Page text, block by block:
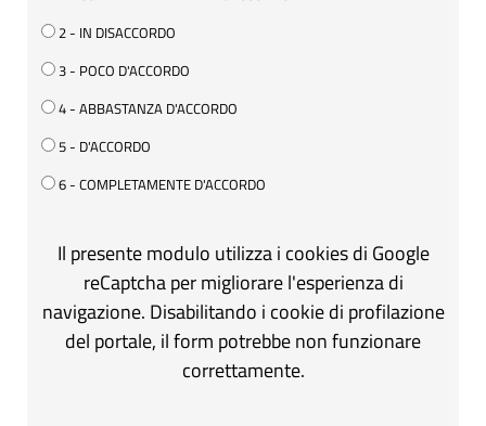
2 - IN DISACCORDO
3 - POCO D'ACCORDO
4 - ABBASTANZA D'ACCORDO
5 - D'ACCORDO
6 - COMPLETAMENTE D'ACCORDO
Il presente modulo utilizza i cookies di Google
reCaptcha per migliorare l'esperienza di
navigazione. Disabilitando i cookie di profilazione
del portale, il form potrebbe non funzionare
correttamente.